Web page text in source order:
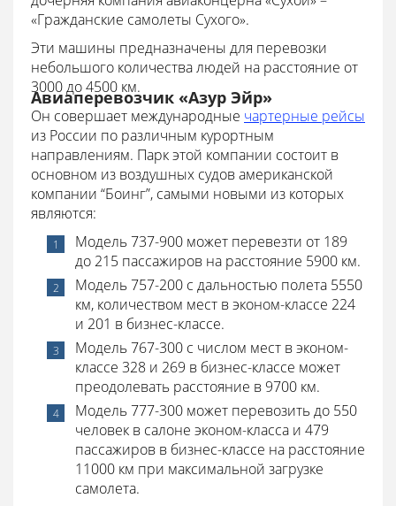
«Гражданские самолеты Сухого».
Эти машины предназначены для перевозки
небольшого количества людей на расстояние от
3000 до 4500 км.
Авиаперевозчик «Азур Эйр»
Он совершает международные чартерные рейсы
из России по различным курортным
направлениям. Парк этой компании состоит в
основном из воздушных судов американской
компании “Боинг”, самыми новыми из которых
являются:
Модель 737-900 может перевезти от 189
до 215 пассажиров на расстояние 5900 км.
Модель 757-200 с дальностью полета 5550
км, количеством мест в эконом-классе 224
и 201 в бизнес-классе.
Модель 767-300 с числом мест в эконом-
классе 328 и 269 в бизнес-классе может
преодолевать расстояние в 9700 км.
Модель 777-300 может перевозить до 550
человек в салоне эконом-класса и 479
пассажиров в бизнес-классе на расстояние
11000 км при максимальной загрузке
самолета.